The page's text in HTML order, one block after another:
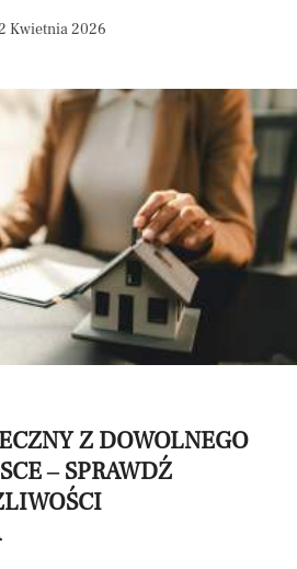
Kwietnia 2026
Z DOWOLNEGO
– SPRAWDŹ